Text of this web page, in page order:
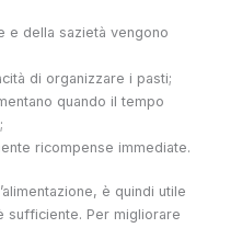
e della sazietà vengono
di organizzare i pasti;
quando il tempo
ricompense immediate.
è quindi utile
sufficiente. Per migliorare